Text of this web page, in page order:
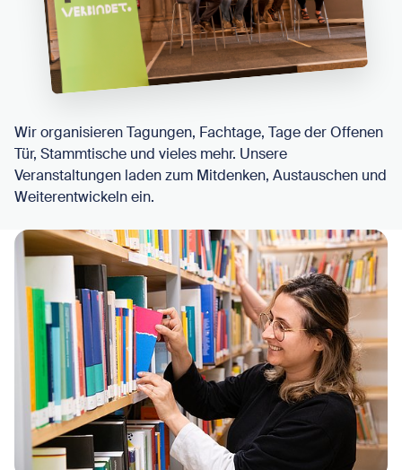
Wir organisieren Tagungen, Fachtage, Tage der Offenen
Tür, Stammtische und vieles mehr. Unsere
Veranstaltungen laden zum Mitdenken, Austauschen und
Weiterentwickeln ein.